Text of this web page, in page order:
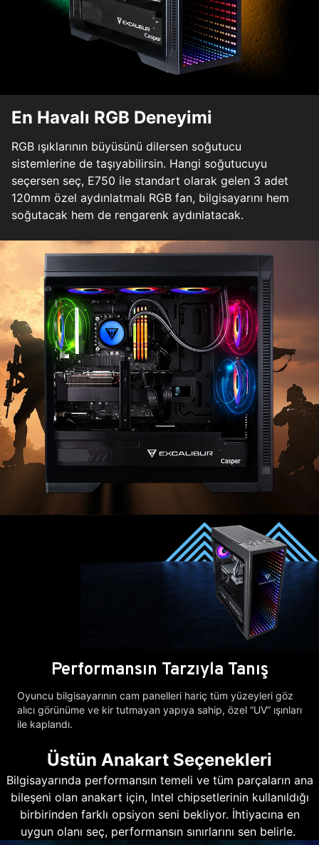
En Havalı RGB Deneyimi
RGB ışıklarının büyüsünü dilersen soğutucu
sistemlerine de taşıyabilirsin. Hangi soğutucuyu
seçersen seç, E750 ile standart olarak gelen 3 adet
120mm özel aydınlatmalı RGB fan, bilgisayarını hem
soğutacak hem de rengarenk aydınlatacak.
Performansın Tarzıyla Tanış
Oyuncu bilgisayarının cam panelleri hariç tüm yüzeyleri göz
alıcı görünüme ve kir tutmayan yapıya sahip, özel “UV” ışınları
ile kaplandı.
Üstün Anakart Seçenekleri
Bilgisayarında performansın temeli ve tüm parçaların ana
bileşeni olan anakart için, Intel chipsetlerinin kullanıldığı
birbirinden farklı opsiyon seni bekliyor. İhtiyacına en
uygun olanı seç, performansın sınırlarını sen belirle.